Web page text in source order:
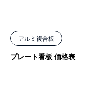
アルミ複合板
プレート看板 価格表